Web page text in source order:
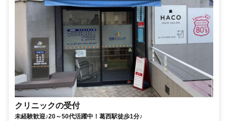
クリニックの受付
未経験歓迎♪20～50代活躍中！葛西駅徒歩1分♪